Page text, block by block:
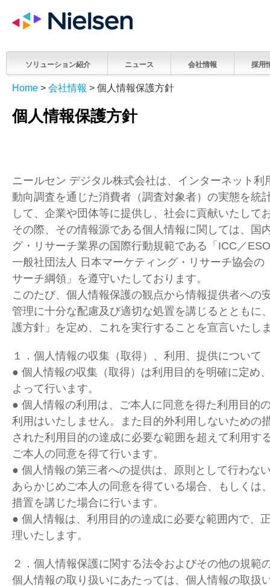
ソリューション紹介 ニュース 会社情報 採用
Home > 会社情報 > 個人情報保護方針
個人情報保護方針
ニールセン デジタル株式会社は、インターネット利
動向調査を通じた消費者（調査対象者）の実態を統
して、企業や団体等に提供し、社会に貢献いたして
その際、その情報源である個人情報に関しては、国
グ・リサーチ業界の国際行動規範である「ICC／
一般社団法人 日本マーケティング・リサーチ協会の
サーチ綱領」を遵守いたしております。
このたび、個人情報保護の観点から情報提供者への
管理に十分な配慮及び適切な処置を講じるとともに
護方針」を定め、これを実行することを宣言いたし
１．個人情報の収集（取得）、利用、提供について
● 個人情報の収集（取得）は利用目的を明確に定め
よって行います。
● 個人情報の利用は、ご本人に同意を得た利用目的
利用はいたしません。また目的外利用しないための
された利用目的の達成に必要な範囲を超えて利用す
ご本人の同意を得て行います。
● 個人情報の第三者への提供は、原則として行わな
あらかじめご本人の同意を得ている場合、もしくは
措置を講じた場合に行います。
● 個人情報は、利用目的の達成に必要な範囲内で、
理いたします。
２．個人情報保護に関する法令およびその他の規範
個人情報の取り扱いにあたっては、個人情報の取扱